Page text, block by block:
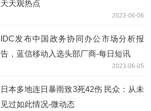
天天观热点
2023-06-06
IDC发布中国政务协同办公市场分析报
告，蓝信移动入选头部厂商-每日短讯
2023-06-05
日本多地连日暴雨致3死42伤 民众：从未
见过如此情况-微动态